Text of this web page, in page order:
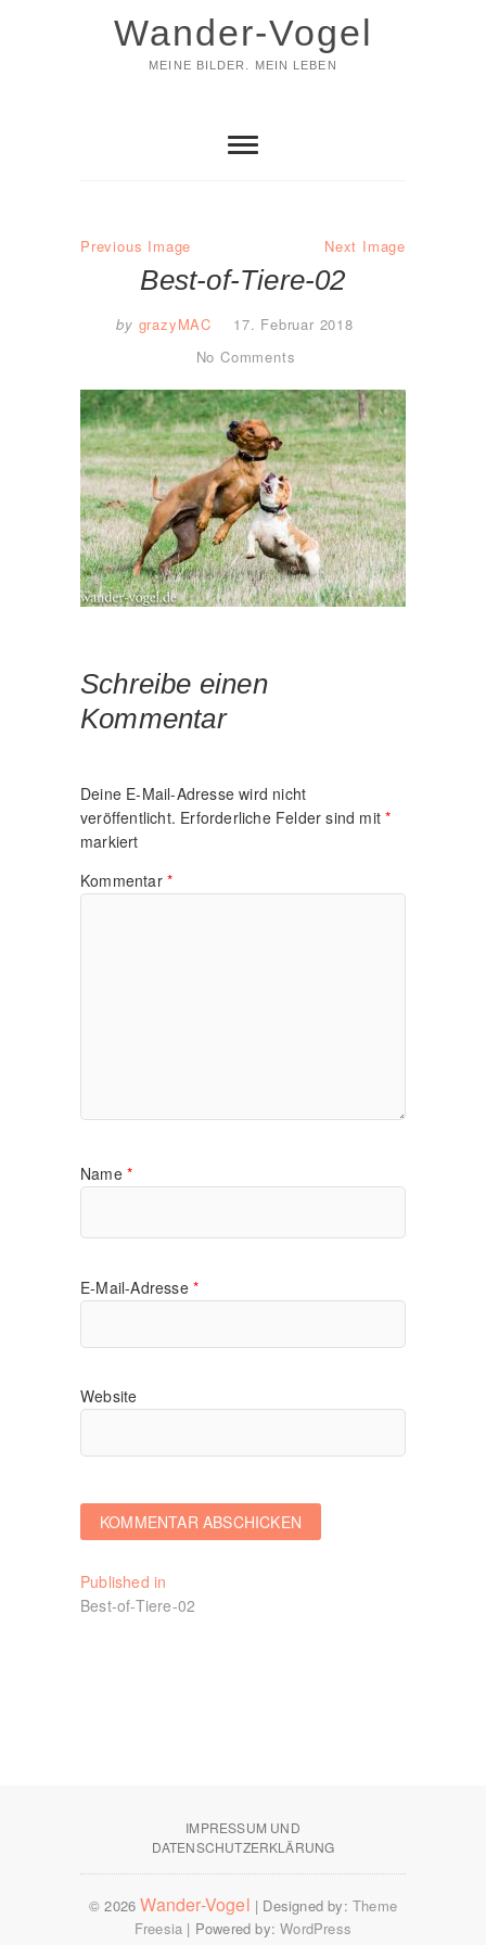
Wander-Vogel
MEINE BILDER. MEIN LEBEN
Previous Image Next Image
Best-of-Tiere-02
by grazyMAC
17. Februar 2018
No Comments
Schreibe einen
Kommentar
Deine E-Mail-Adresse wird nicht
veröffentlicht. Erforderliche Felder sind mit*
markiert
Kommentar *
Name *
E-Mail-Adresse *
Website
Beitragsnavigation
Published in
Best-of-Tiere-02
IMPRESSUM UND
DATENSCHUTZERKLÄRUNG
© 2026Wander-Vogel | Designed by: Theme
Freesia | Powered by:WordPress